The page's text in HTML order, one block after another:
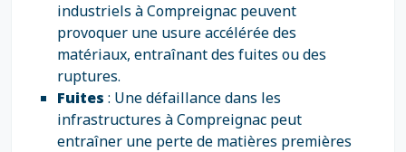
industriels à Compreignac peuvent
provoquer une usure accélérée des
matériaux, entraînant des fuites ou des
ruptures.
Fuites : Une défaillance dans les
infrastructures à Compreignac peut
entraîner une perte de matières premières